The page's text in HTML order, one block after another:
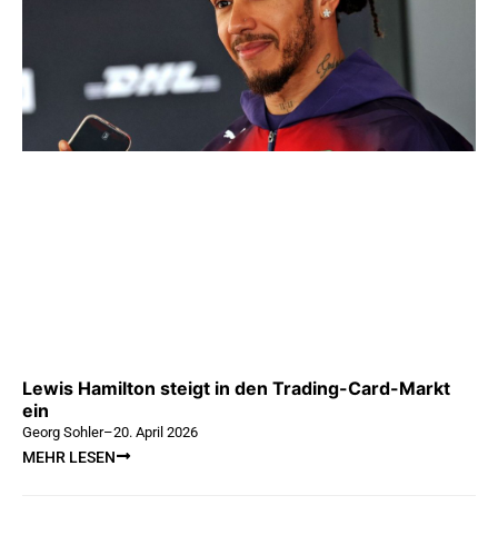
Lewis Hamilton steigt in den Trading-Card-Markt
ein
Georg Sohler–20. April 2026
MEHR LESEN